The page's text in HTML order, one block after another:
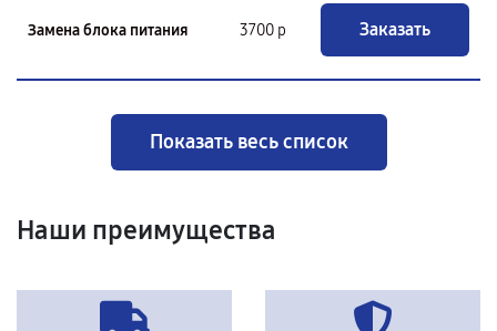
Замена блока питания 3700 р Заказать
Показать весь список
Наши преимущества